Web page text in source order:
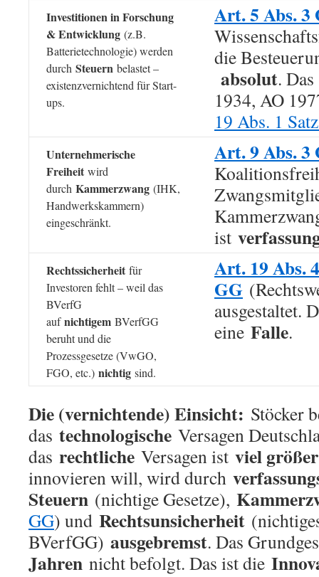
Investitionen in Forschung
& Entwicklung (z.B.
Batterietechnologie) werden
durch Steuern belastet –
existenzvernichtend für Start-
ups.
Art. 5 Abs. 3
die
absolut.
1934, AO
19 Abs. 1
Unternehmerische
Freiheit wird
durch Kammerzwang (IHK,
Handwerkskammern)
eingeschränkt.
Art. 9 Abs. 3
ist
Rechtssicherheit für
Investoren fehlt – weil das
BVerfG
aufnichtigem BVerfGG
beruht und die
Prozessgesetze (VwGO,
FGO, etc.) nichtig sind.
Art. 19 Abs. 4
GG
ausgestaltet.
eine Falle.
Die (vernichtende) Einsicht: Stöcker
das technologische Versagen
das rechtliche Versagen ist viel größer
innovieren will, wird durch
Steuern (nichtige Gesetze),
GG) und Rechtsunsicherheit
BVerfGG) ausgebremst. Das
Jahren nicht befolgt. Das ist die